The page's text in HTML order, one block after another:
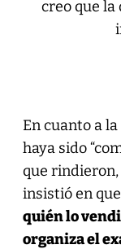
creo que la
En cuanto a
haya sido
que rindieron,
insistió en que
quién lo
organiza el